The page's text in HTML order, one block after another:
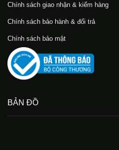
Chính sách giao nhận & kiểm hàng
Chính sách bảo hành & đổi trả
Chính sách bảo mật
BẢN ĐỒ